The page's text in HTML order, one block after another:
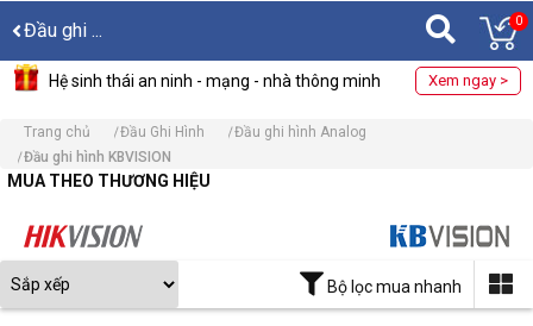
Đầu ghi ... 0
Hệ sinh thái an ninh - mạng - nhà thông minh Xem ngay >
Trang chủ Đầu Ghi Hình
Đầu ghi hình Analog
Đầu ghi hình KBVISION
MUA THEO THƯƠNG HIỆU
Bộ lọc mua nhanh